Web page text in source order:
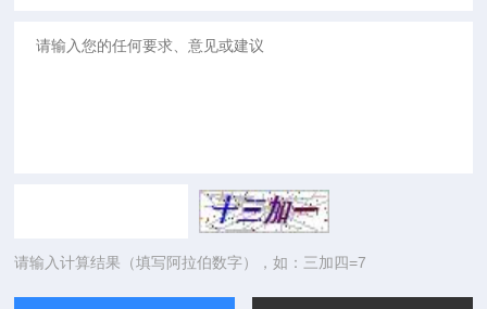
请输入计算结果（填写阿拉伯数字），如：三加四=7